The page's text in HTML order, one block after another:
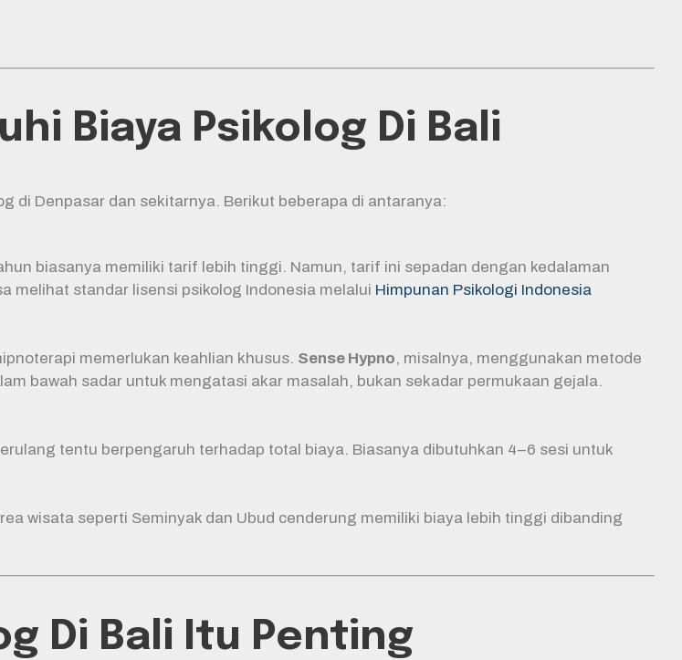
Biaya Psikolog Di Bali
di Denpasar dan sekitarnya. Berikut beberapa di antaranya:
biasanya memiliki tarif lebih tinggi. Namun, tarif ini sepadan dengan kedalaman
melihat standar lisensi psikolog Indonesia melalui Himpunan Psikologi Indonesia
memerlukan keahlian khusus. Sense Hypno, misalnya, menggunakan metode
bawah sadar untuk mengatasi akar masalah, bukan sekadar permukaan gejala.
tentu berpengaruh terhadap total biaya. Biasanya dibutuhkan 4–6 sesi untuk
wisata seperti Seminyak dan Ubud cenderung memiliki biaya lebih tinggi dibanding
Di Bali Itu Penting